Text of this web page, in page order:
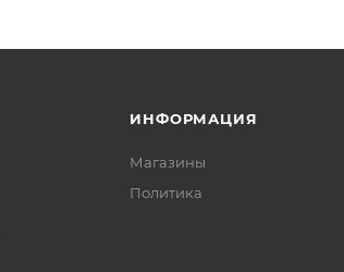
ИНФОРМАЦИЯ
Магазины
Политика